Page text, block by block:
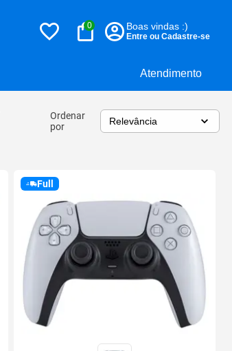
Atendimento
0 Boas vindas :)
Entre ou Cadastre-se
Ordenar
por
Full